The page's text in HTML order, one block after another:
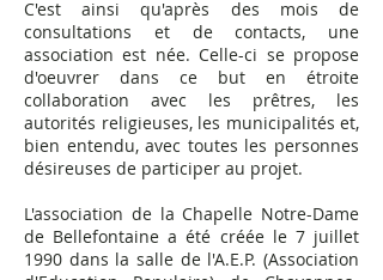
C'est ainsi qu'après des mois de
consultations et de contacts, une
association est née. Celle-ci se propose
d'oeuvrer dans ce but en étroite
collaboration avec les prêtres, les
autorités religieuses, les municipalités et,
bien entendu, avec toutes les personnes
désireuses de participer au projet.
L'association de la Chapelle Notre-Dame
de Bellefontaine a été créée le 7 juillet
1990 dans la salle de l'A.E.P. (Association